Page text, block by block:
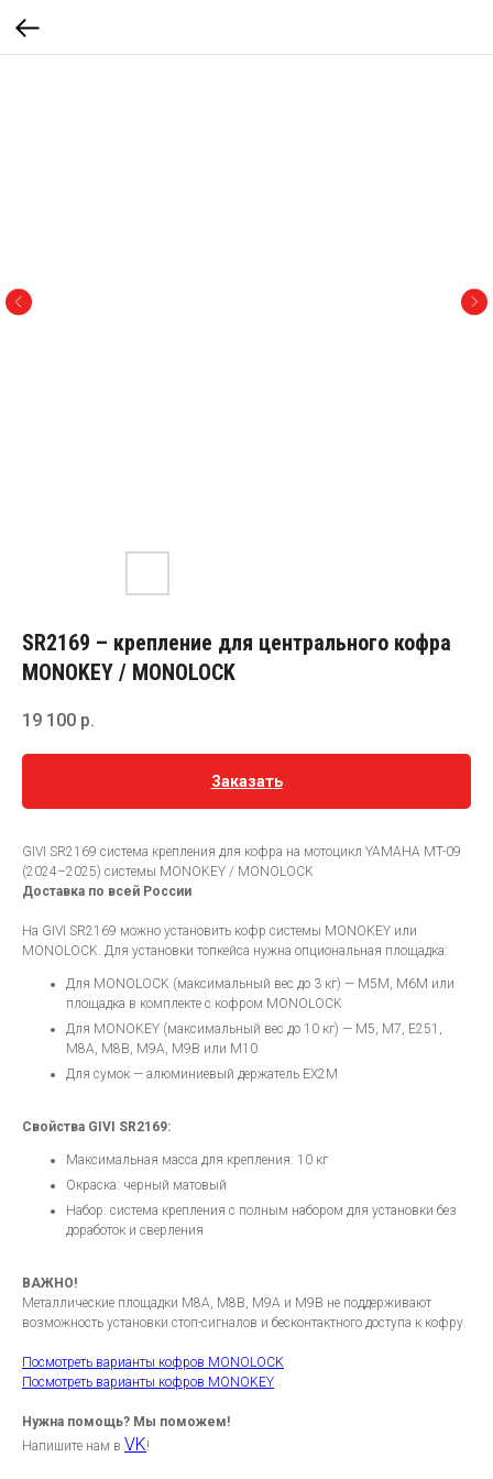
SR2169 – крепление для центрального кофра
MONOKEY / MONOLOCK
19 100 р.
Заказать
GIVI SR2169 система крепления для кофра на мотоцикл YAMAHA MT-09
(2024–2025) системы MONOKEY / MONOLOCK
Доставка по всей России
На GIVI SR2169 можно установить кофр системы MONOKEY или
MONOLOCK. Для установки топкейса нужна опциональная площадка:
Для MONOLOCK (максимальный вес до 3 кг) — M5M, M6M или
площадка в комплекте с кофром MONOLOCK
Для MONOKEY (максимальный вес до 10 кг) — M5, M7, E251,
M8A, M8B, M9A, M9B или M10
Для сумок — алюминиевый держатель EX2M
Свойства GIVI SR2169:
Максимальная масса для крепления: 10 кг
Окраска: черный матовый
Набор: система крепления с полным набором для установки без
доработок и сверления
ВАЖНО!
Металлические площадки M8A, M8B, M9A и M9B не поддерживают
возможность установки стоп-сигналов и бесконтактного доступа к кофру.
Посмотреть варианты кофров MONOLOCK
Посмотреть варианты кофров MONOKEY
Нужна помощь? Мы поможем!
Напишите нам в VK!